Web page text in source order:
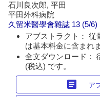
石川良次郎, 平田
平田外科病院
久留米醫學會雜誌 13 (5/6)
アブストラクト： 従
は基本料金に含まれま
全文ダウンロード：
(税込) です。
article ア